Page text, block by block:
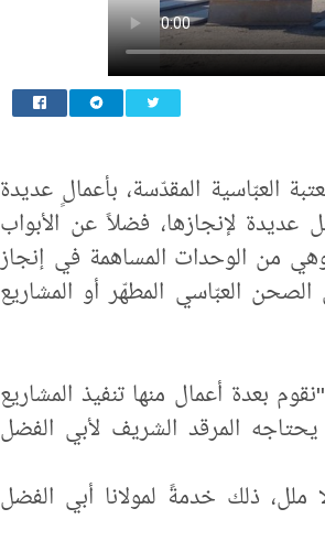
العبّاسية المقدّسة، بأعمالٍ عديدة
عديدة لإنجازها، فضلاً عن الأبواب
من الوحدات المساهمة في إنجاز
العبّاسي المطهّر أو المشاريع
بعدة أعمال منها تنفيذ المشاريع
المرقد الشريف لأبي الفضل
ذلك خدمةً لمولانا أبي الفضل